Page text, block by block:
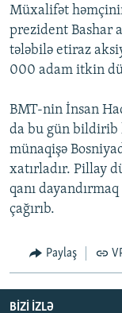
İZ - MƏDƏNIYYƏT
AZADLIQRADIOSU
XƏBƏR
RFE/RL-in
Müxalifət
prezident Bashar
tələbilə etiraz
000 adam itkin
BMT-nin İnsan
da bu gün bildirib
münaqişə
xatırladır. Pillay
qanı
çağırıb.
Paylaş
BIZI IZLƏ